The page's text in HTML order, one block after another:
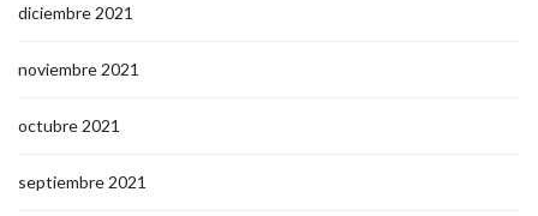
diciembre 2021
noviembre 2021
octubre 2021
septiembre 2021